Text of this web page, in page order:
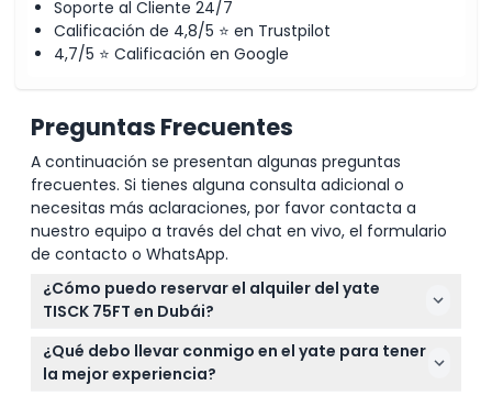
Soporte al Cliente 24/7
Calificación de 4,8/5 ⭐ en Trustpilot
4,7/5 ⭐ Calificación en Google
Preguntas Frecuentes
A continuación se presentan algunas preguntas
frecuentes. Si tienes alguna consulta adicional o
necesitas más aclaraciones, por favor contacta a
nuestro equipo a través del chat en vivo, el formulario
de contacto o WhatsApp.
¿Cómo puedo reservar el alquiler del yate
TISCK 75FT en Dubái?
Puede reservar cómodamente el alquiler del yate
TISCK 75FT en línea aquí mismo, en este sitio web.
Simplemente seleccione su fecha preferida y
¿Qué debo llevar conmigo en el yate para tener
la mejor experiencia?